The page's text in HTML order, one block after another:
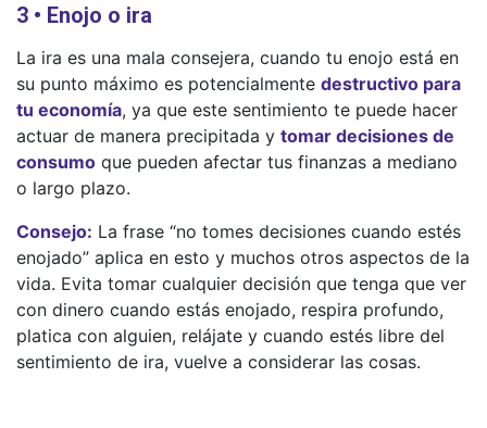
3 • Enojo o ira
La ira es una mala consejera, cuando tu enojo está en
su punto máximo es potencialmente destructivo para
tu economía, ya que este sentimiento te puede hacer
actuar de manera precipitada y tomar decisiones de
consumo que pueden afectar tus finanzas a mediano
o largo plazo.
Consejo: La frase “no tomes decisiones cuando estés
enojado” aplica en esto y muchos otros aspectos de la
vida. Evita tomar cualquier decisión que tenga que ver
con dinero cuando estás enojado, respira profundo,
platica con alguien, relájate y cuando estés libre del
sentimiento de ira, vuelve a considerar las cosas.